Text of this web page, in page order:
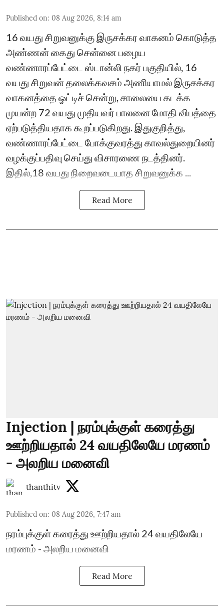
Published on: 08 Aug 2026, 8:14 am
16 வயது சிறுவனுக்கு இருசக்கர வாகனம் கொடுத்த
அண்ணன் கைது சென்னை பழைய
வண்ணாரப்பேட்டை ஸ்டான்லி நகர் பகுதியில், 16
வயது சிறுவன் தலைக்கவசம் அணியாமல் இருசக்கர
வாகனத்தை ஓட்டிச் சென்று, சாலையை கடக்க
முயன்ற 72 வயது முதியவர் பாலனை மோதி விபத்தை
ஏற்படுத்தியதாக கூறப்படுகிறது. இதுகுறித்து,
வண்ணாரப்பேட்டை போக்குவரத்து காவல்துறையினர்
வழக்குப்பதிவு செய்து விசாரணை நடத்தினர்.
இதில்,18 வயது நிறைவடையாத சிறுவனுக்க ...
Read More
Injection | நரம்புக்குள் கரைத்து
ஊற்றியதால் 24 வயதிலேயே மரணம்
- அலறிய மனைவி
thanthitv
Published on: 08 Aug 2026, 7:47 am
நரம்புக்குள் கரைத்து ஊற்றியதால் 24 வயதிலேயே
மரணம் - அலறிய மனைவி
Read More